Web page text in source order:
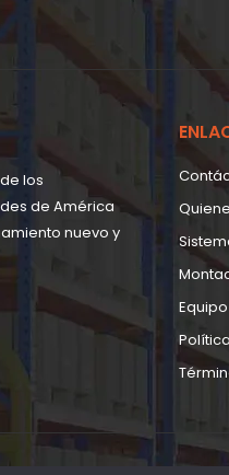
los
de América
nuevo y